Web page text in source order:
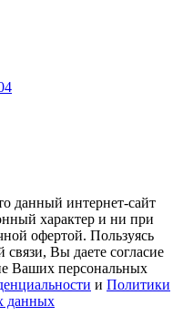
данный интернет-сайт
характер и ни при
офертой. Пользуясь
Вы даете согласие
Ваших персональных
и Политики
данных